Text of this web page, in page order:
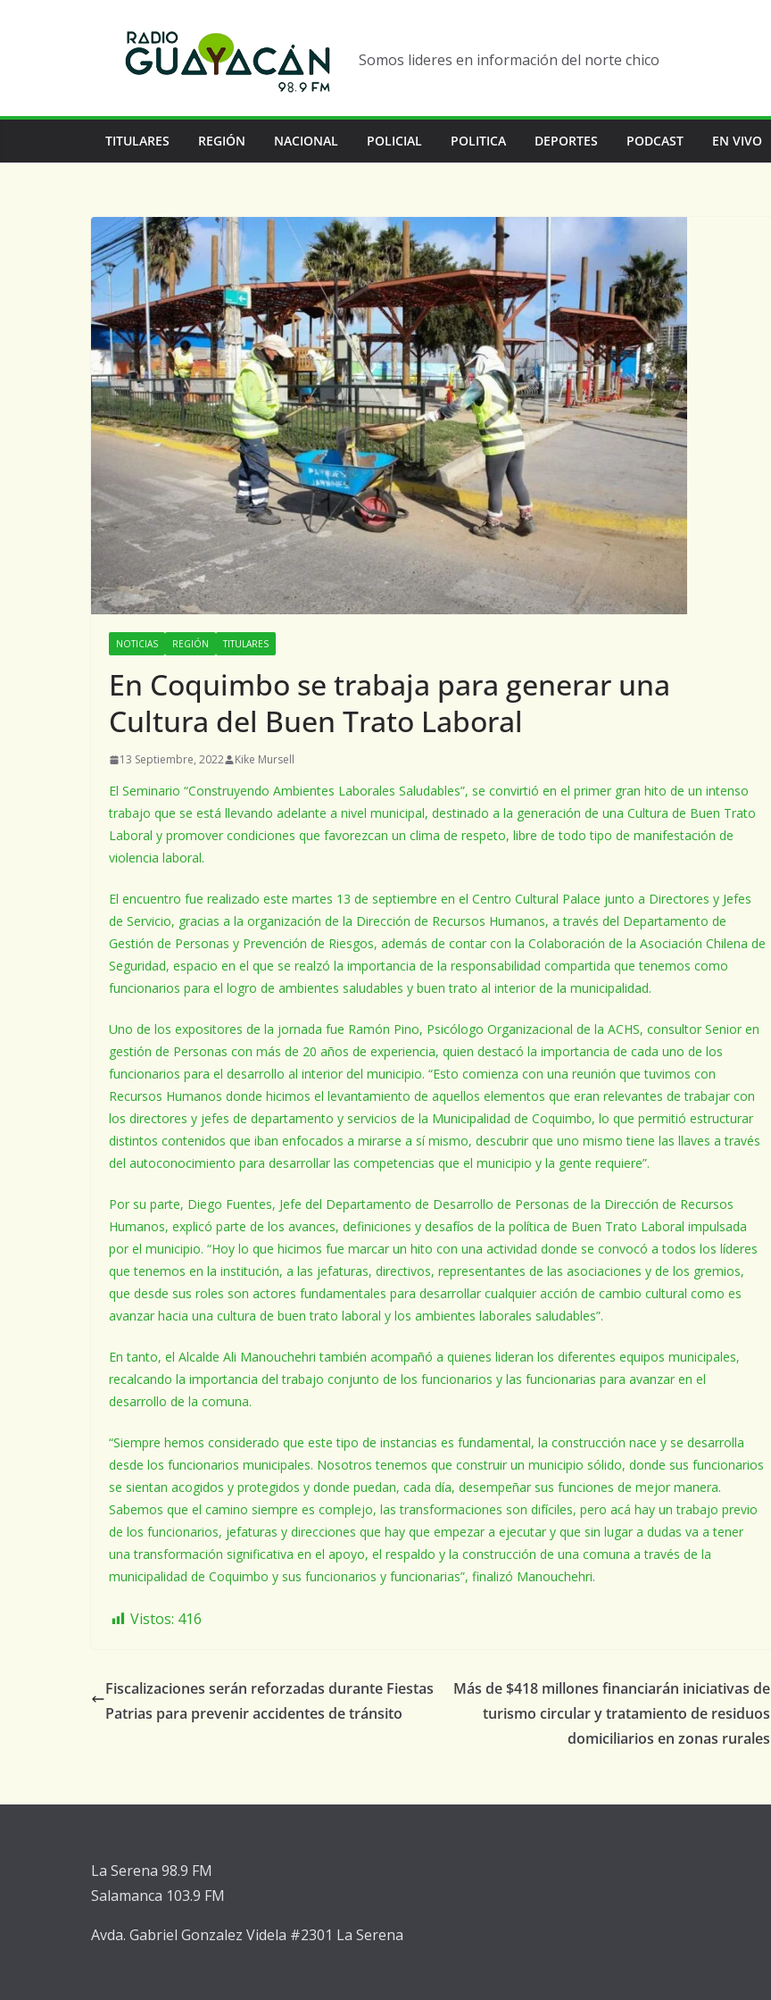
Somos lideres en información del norte chico
TITULARES REGIÓN NACIONAL POLICIAL POLITICA DEPORTES PODCAST EN VIVO
NOTICIAS REGIÓN TITULARES
En Coquimbo se trabaja para generar una
Cultura del Buen Trato Laboral
13 Septiembre, 2022 Kike Mursell
El Seminario “Construyendo Ambientes Laborales Saludables”, se convirtió en el primer gran hito de un intenso
trabajo que se está llevando adelante a nivel municipal, destinado a la generación de una Cultura de Buen Trato
Laboral y promover condiciones que favorezcan un clima de respeto, libre de todo tipo de manifestación de
violencia laboral.
El encuentro fue realizado este martes 13 de septiembre en el Centro Cultural Palace junto a Directores y Jefes
de Servicio, gracias a la organización de la Dirección de Recursos Humanos, a través del Departamento de
Gestión de Personas y Prevención de Riesgos, además de contar con la Colaboración de la Asociación Chilena de
Seguridad, espacio en el que se realzó la importancia de la responsabilidad compartida que tenemos como
funcionarios para el logro de ambientes saludables y buen trato al interior de la municipalidad.
Uno de los expositores de la jornada fue Ramón Pino, Psicólogo Organizacional de la ACHS, consultor Senior en
gestión de Personas con más de 20 años de experiencia, quien destacó la importancia de cada uno de los
funcionarios para el desarrollo al interior del municipio. “Esto comienza con una reunión que tuvimos con
Recursos Humanos donde hicimos el levantamiento de aquellos elementos que eran relevantes de trabajar con
los directores y jefes de departamento y servicios de la Municipalidad de Coquimbo, lo que permitió estructurar
distintos contenidos que iban enfocados a mirarse a sí mismo, descubrir que uno mismo tiene las llaves a través
del autoconocimiento para desarrollar las competencias que el municipio y la gente requiere”.
Por su parte, Diego Fuentes, Jefe del Departamento de Desarrollo de Personas de la Dirección de Recursos
Humanos, explicó parte de los avances, definiciones y desafíos de la política de Buen Trato Laboral impulsada
por el municipio. “Hoy lo que hicimos fue marcar un hito con una actividad donde se convocó a todos los líderes
que tenemos en la institución, a las jefaturas, directivos, representantes de las asociaciones y de los gremios,
que desde sus roles son actores fundamentales para desarrollar cualquier acción de cambio cultural como es
avanzar hacia una cultura de buen trato laboral y los ambientes laborales saludables”.
En tanto, el Alcalde Ali Manouchehri también acompañó a quienes lideran los diferentes equipos municipales,
recalcando la importancia del trabajo conjunto de los funcionarios y las funcionarias para avanzar en el
desarrollo de la comuna.
“Siempre hemos considerado que este tipo de instancias es fundamental, la construcción nace y se desarrolla
desde los funcionarios municipales. Nosotros tenemos que construir un municipio sólido, donde sus funcionarios
se sientan acogidos y protegidos y donde puedan, cada día, desempeñar sus funciones de mejor manera.
Sabemos que el camino siempre es complejo, las transformaciones son difíciles, pero acá hay un trabajo previo
de los funcionarios, jefaturas y direcciones que hay que empezar a ejecutar y que sin lugar a dudas va a tener
una transformación significativa en el apoyo, el respaldo y la construcción de una comuna a través de la
municipalidad de Coquimbo y sus funcionarios y funcionarias”, finalizó Manouchehri.
Vistos: 416
Fiscalizaciones serán reforzadas durante Fiestas
Patrias para prevenir accidentes de tránsito
Más de $418 millones financiarán iniciativas de
turismo circular y tratamiento de residuos
domiciliarios en zonas rurales
La Serena 98.9 FM
Salamanca 103.9 FM
Avda. Gabriel Gonzalez Videla #2301 La Serena